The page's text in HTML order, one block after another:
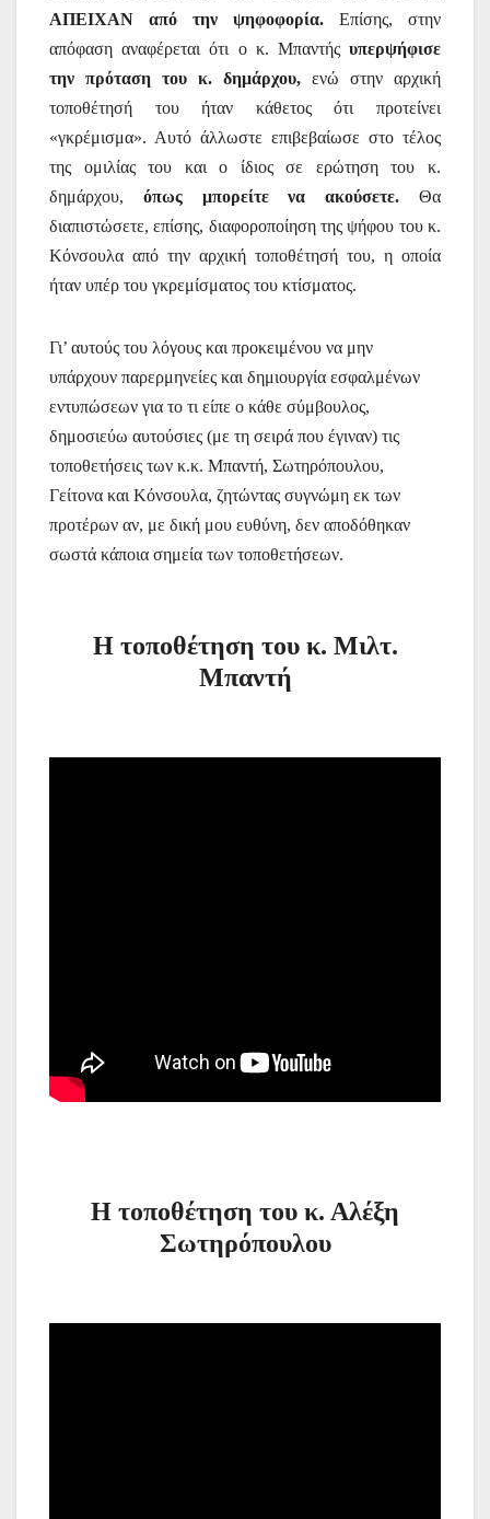
ΑΠΕΙΧΑΝ από την ψηφοφορία. Επίσης, στην
απόφαση αναφέρεται ότι ο κ. Μπαντής υπερψήφισε
την πρόταση του κ. δημάρχου, ενώ στην αρχική
τοποθέτησή του ήταν κάθετος ότι προτείνει
«γκρέμισμα». Αυτό άλλωστε επιβεβαίωσε στο τέλος
της ομιλίας του και ο ίδιος σε ερώτηση του κ.
δημάρχου, όπως μπορείτε να ακούσετε.Θα
διαπιστώσετε, επίσης, διαφοροποίηση της ψήφου του κ.
Κόνσουλα από την αρχική τοποθέτησή του, η οποία
ήταν υπέρ του γκρεμίσματος του κτίσματος.
Γι’ αυτούς του λόγους και προκειμένου να μην
υπάρχουν παρερμηνείες και δημιουργία εσφαλμένων
εντυπώσεων για το τι είπε ο κάθε σύμβουλος,
δημοσιεύω αυτούσιες (με τη σειρά που έγιναν) τις
τοποθετήσεις των κ.κ. Μπαντή, Σωτηρόπουλου,
Γείτονα και Κόνσουλα, ζητώντας συγνώμη εκ των
προτέρων αν, με δική μου ευθύνη, δεν αποδόθηκαν
σωστά κάποια σημεία των τοποθετήσεων.
Η τοποθέτηση του κ. Μιλτ.
Μπαντή
Η τοποθέτηση του κ. Αλέξη
Σωτηρόπουλου